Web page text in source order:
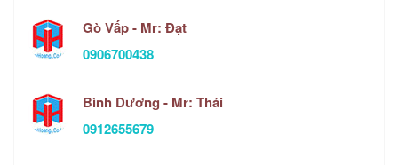
Gò Vấp - Mr: Đạt
0906700438
Bình Dương - Mr: Thái
0912655679